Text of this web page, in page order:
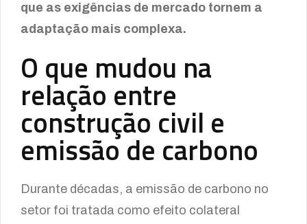
que as exigências de mercado tornem a
adaptação mais complexa.
O que mudou na
relação entre
construção civil e
emissão de carbono
Durante décadas, a emissão de carbono no
setor foi tratada como efeito colateral